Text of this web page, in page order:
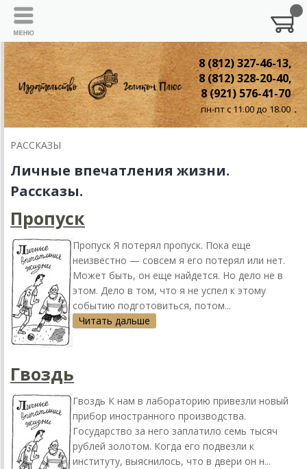
8 (812) 327-46-13,
8 (812) 328-20-40,
8 (921) 576-41-70
пн-пт с 11.00 до 18.00
РАССКАЗЫ
Личные впечатления жизни.
Рассказы.
Пропуск
Пропуск Я потерял пропуск. Пока еще
неизвестно — совсем я его потерял или нет.
Может быть, он еще найдется. Но дело не в
этом. Дело в том, что я не успел к этому
событию подготовиться, потом...
Читать дальше
Гвоздь
Гвоздь К нам в лабораторию привезли новый
прибор иностранного производства.
Государство за него заплатило семь тысяч
рублей золотом. Когда его подвезли к
институту, выяснилось, что в двери он н...